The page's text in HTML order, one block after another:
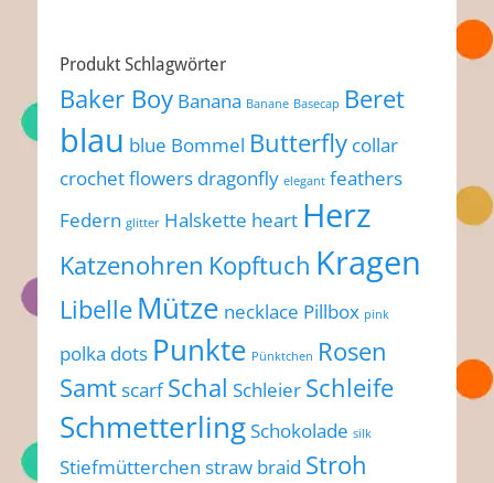
Produkt Schlagwörter
Baker Boy Banana Banane Basecap Beret
blau blue Bommel Butterfly collar
crochet flowers dragonfly elegant feathers
Federn glitter Halskette heart Herz
Katzenohren Kopftuch Kragen
Libelle Mütze necklace Pillbox pink
polka dots Punkte Pünktchen Rosen
Samtscarf Schal Schleier Schleife
SchmetterlingSchokolade silk
Stiefmütterchen straw braid Stroh